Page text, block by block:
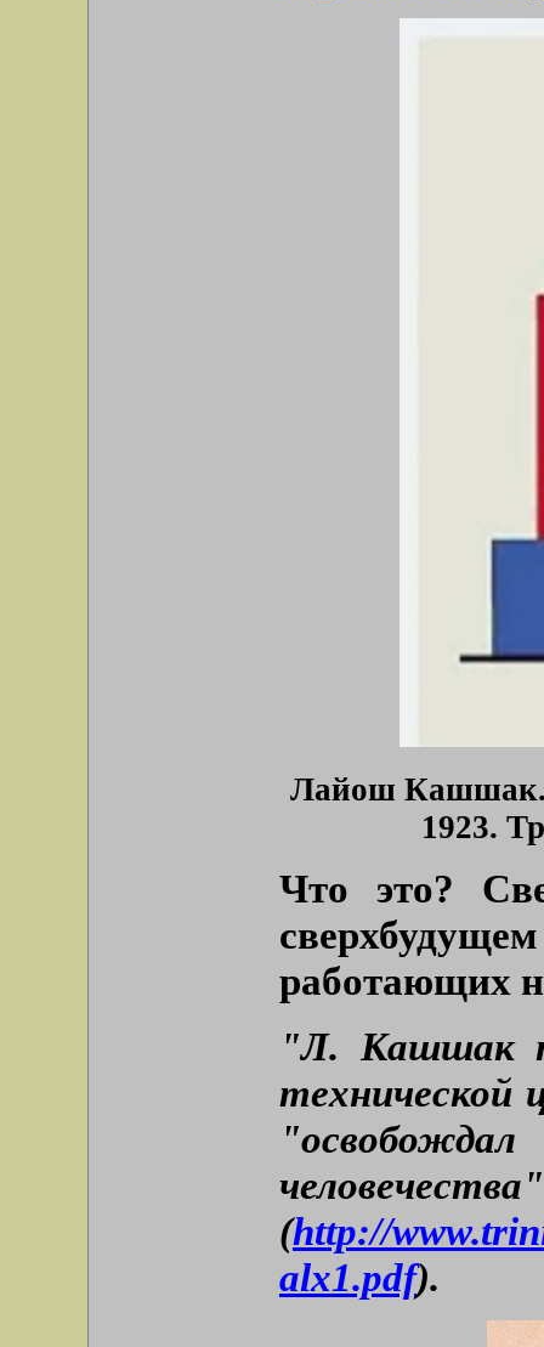
Лайош Кашшак.
1923.
Что это?
работающих
"Л. Кашшак
технической
(http://
alx1.pdf).